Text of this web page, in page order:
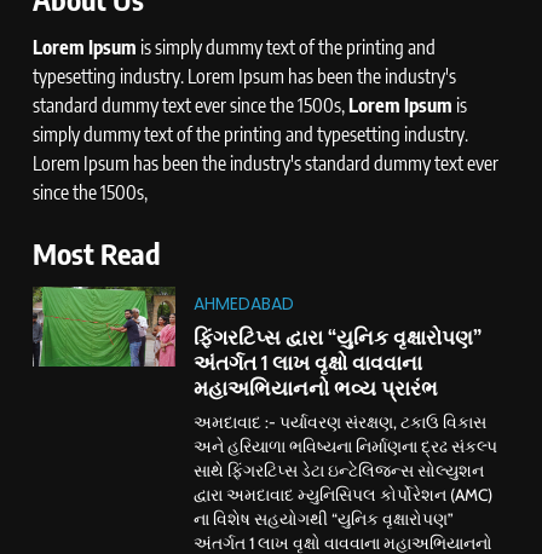
Lorem Ipsum is simply dummy text of the printing and
typesetting industry. Lorem Ipsum has been the industry's
standard dummy text ever since the 1500s,Lorem Ipsum is
simply dummy text of the printing and typesetting industry.
Lorem Ipsum has been the industry's standard dummy text ever
since the 1500s,
Most Read
AHMEDABAD
ફિંગરટિપ્સ દ્વારા “યુનિક વૃક્ષારોપણ”
અંતર્ગત 1 લાખ વૃક્ષો વાવવાના
મહાઅભિયાનનો ભવ્ય પ્રારંભ
અમદાવાદ :- પર્યાવરણ સંરક્ષણ, ટકાઉ વિકાસ
અને હરિયાળા ભવિષ્યના નિર્માણના દ્રઢ સંકલ્પ
સાથે ફિંગરટિપ્સ ડેટા ઇન્ટેલિજન્સ સોલ્યુશન
દ્વારા અમદાવાદ મ્યુનિસિપલ કોર્પોરેશન (AMC)
ના વિશેષ સહયોગથી “યુનિક વૃક્ષારોપણ”
અંતર્ગત 1 લાખ વૃક્ષો વાવવાના મહાઅભિયાનનો